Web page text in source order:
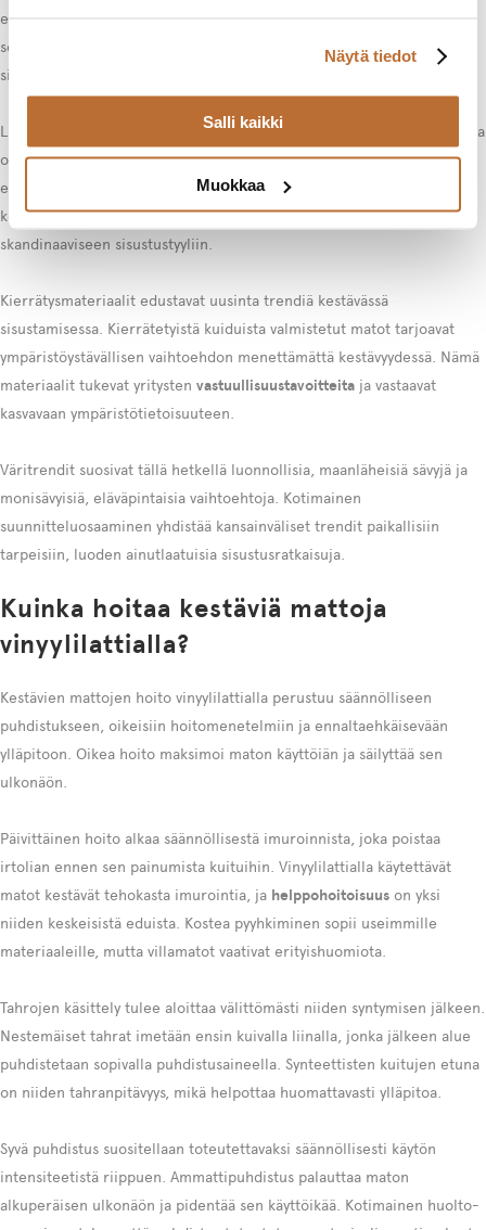
Näytä tiedot
Salli kaikki
Muokkaa
eivät ime hajuja ja säilyttävät värinsä pitkään. Nämä materiaalit
soveltuvat erityisesti kovan liikenteen alueille kuten käytäviin ja
sisäänkäynteihin.
Luonnonkuidut kuten villa ja sisal tuovat tilaan luksusta ja lämpöä. Villa
on luonnostaan paloturvallinen ja antistaattinen, mikä tekee siitä
erinomaisen valinnan toimistotiloihin. Sisal puolestaan tarjoaa
kestävän ja ekologisen vaihtoehdon, joka sopii erityisesti
skandinaaviseen sisustustyyliin.
Kierrätysmateriaalit edustavat uusinta trendiä kestävässä
sisustamisessa. Kierrätetyistä kuiduista valmistetut matot tarjoavat
ympäristöystävällisen vaihtoehdon menettämättä kestävyydessä. Nämä
materiaalit tukevat yritysten vastuullisuustavoitteita ja vastaavat
kasvavaan ympäristötietoisuuteen.
Väritrendit suosivat tällä hetkellä luonnollisia, maanläheisiä sävyjä ja
monisävyisiä, eläväpintaisia vaihtoehtoja. Kotimainen
suunnitteluosaaminen yhdistää kansainväliset trendit paikallisiin
tarpeisiin, luoden ainutlaatuisia sisustusratkaisuja.
Kuinka hoitaa kestäviä mattoja
vinyylilattialla?
Kestävien mattojen hoito vinyylilattialla perustuu säännölliseen
puhdistukseen, oikeisiin hoitomenetelmiin ja ennaltaehkäisevään
ylläpitoon. Oikea hoito maksimoi maton käyttöiän ja säilyttää sen
ulkonäön.
Päivittäinen hoito alkaa säännöllisestä imuroinnista, joka poistaa
irtolian ennen sen painumista kuituihin. Vinyylilattialla käytettävät
matot kestävät tehokasta imurointia, ja helppohoitoisuus on yksi
niiden keskeisistä eduista. Kostea pyyhkiminen sopii useimmille
materiaaleille, mutta villamatot vaativat erityishuomiota.
Tahrojen käsittely tulee aloittaa välittömästi niiden syntymisen jälkeen.
Nestemäiset tahrat imetään ensin kuivalla liinalla, jonka jälkeen alue
puhdistetaan sopivalla puhdistusaineella. Synteettisten kuitujen etuna
on niiden tahranpitävyys, mikä helpottaa huomattavasti ylläpitoa.
Syvä puhdistus suositellaan toteutettavaksi säännöllisesti käytön
intensiteetistä riippuen. Ammattipuhdistus palauttaa maton
alkuperäisen ulkonäön ja pidentää sen käyttöikää. Kotimainen huolto-